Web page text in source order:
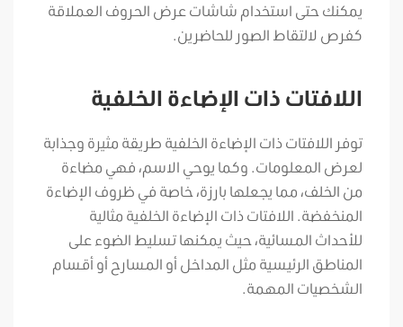
يمكنك حتى استخدام شاشات عرض الحروف العملاقة
كفرص لالتقاط الصور للحاضرين.
اللافتات ذات الإضاءة الخلفية
توفر اللافتات ذات الإضاءة الخلفية طريقة مثيرة وجذابة
لعرض المعلومات. وكما يوحي الاسم، فهي مضاءة
من الخلف، مما يجعلها بارزة، خاصة في ظروف الإضاءة
المنخفضة. اللافتات ذات الإضاءة الخلفية مثالية
للأحداث المسائية، حيث يمكنها تسليط الضوء على
المناطق الرئيسية مثل المداخل أو المسارح أو أقسام
الشخصيات المهمة.